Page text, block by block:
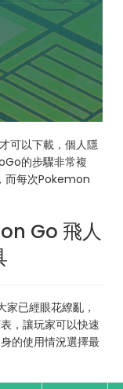
可以下載，個人隱
的步驟非常複
而每次Pokemon
Go 飛人
已經眼花繚亂，
，讓玩家可以快速
的使用情況選擇最